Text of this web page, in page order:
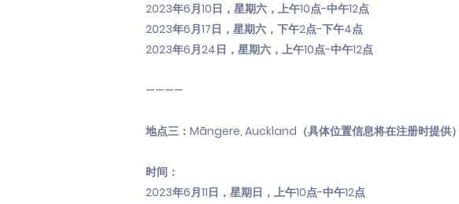
2023年6月10日，星期六，上午10点-中午12点
2023年6月17日，星期六，下午2点-下午4点
2023年6月24日，星期六，上午10点-中午12点
————
地点三：Māngere, Auckland（具体位置信息将在注册时提供）
时间：
2023年6月11日，星期日，上午10点-中午12点